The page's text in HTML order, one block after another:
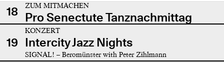
18 ZUM MITMACHEN
Pro Senectute Tanznachmittag
19
KONZERT
Intercity Jazz Nights
SIGNAL! – Beromünster with Peter Zihlmann